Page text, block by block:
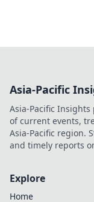
Asia-Pacific
Asia-Pacific
of current events,
Asia-Pacific region.
and timely reports
Explore
Home